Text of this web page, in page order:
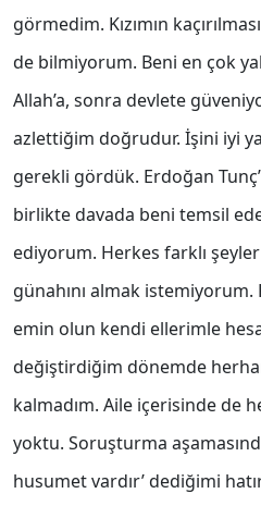
görmedim. Kızımın
de bilmiyorum. Beni en çok
Allah’a, sonra devlete
azlettiğim doğrudur. İşini iyi
gerekli gördük. Erdoğan
birlikte davada beni temsil
ediyorum. Herkes farklı
günahını almak istemiyorum.
emin olun kendi ellerimle
değiştirdiğim dönemde
kalmadım. Aile içerisinde de
yoktu. Soruşturma
husumet vardır’ dediğimi